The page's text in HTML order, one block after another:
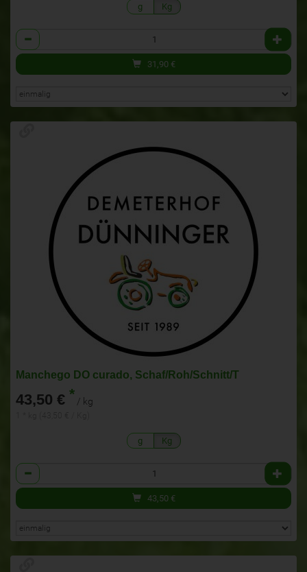
g Kg
Anzahl
31,90 €
Manchego DO curado, Schaf/Roh/Schnitt/T
43,50 € * / kg
g Kg
Anzahl
43,50 €